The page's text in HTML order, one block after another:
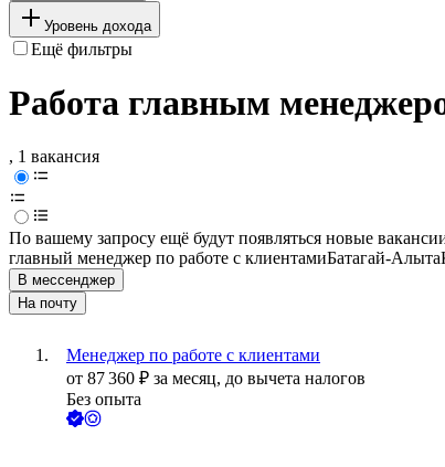
Уровень дохода
Ещё фильтры
Работа главным
, 1 вакансия
По вашему запросу ещё будут появляться новые
главный менеджер по работе с клиентамиБатагай-Алыта
В мессенджер
На почту
Менеджер по работе с клиентами
от 87 360 ₽ за месяц, до вычета налогов
Без опыта